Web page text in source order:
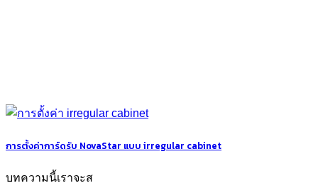
การตั้งค่าการ์ดรับ NovaStar แบบ irregular cabinet
บทความนี้เราจะส